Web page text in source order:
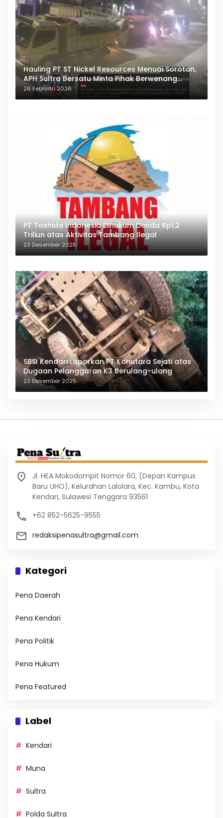
Hauling PT ST Nickel Resources Menuai Sorotan,
APH Sultra Bersatu Minta Pihak Berwenang
Bertindak
26 Februari 2026
PT Toshida Indonesia Dihukum Denda Rp1,2
Triliun atas Aktivitas Tambang Ilegal
23 Desember 2025
SBSI Kendari Laporkan PT Konutara Sejati atas
Dugaan Pelanggaran K3 Berulang-ulang
23 Desember 2025
Jl. HEA Mokodompit Nomor 60, (Depan Kampus
Baru UHO), Kelurahan Lalolara, Kec. Kambu, Kota
Kendari, Sulawesi Tenggara 93561
+62 852-5625-9555
redaksipenasultra@gmail.com
Kategori
Pena Daerah
Pena Kendari
Pena Politik
Pena Hukum
Pena Featured
Label
Kendari
Muna
Sultra
Polda Sultra